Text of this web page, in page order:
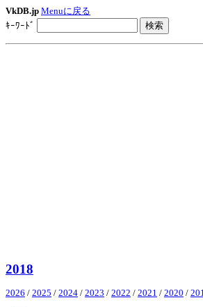
VkDB.jp Menuに戻る
ｷｰﾜｰﾄﾞ
2018
2026 / 2025 / 2024 / 2023 / 2022 / 2021 / 2020 /